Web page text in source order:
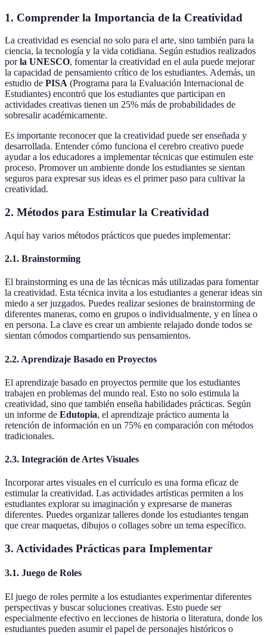
1. Comprender la Importancia de la Creatividad
La creatividad es esencial no solo para el arte, sino también para la
ciencia, la tecnología y la vida cotidiana. Según estudios realizados
porla UNESCO, fomentar la creatividad en el aula puede mejorar
la capacidad de pensamiento crítico de los estudiantes. Además, un
estudio de PISA (Programa para la Evaluación Internacional de
Estudiantes) encontró que los estudiantes que participan en
actividades creativas tienen un 25% más de probabilidades de
sobresalir académicamente.
Es importante reconocer que la creatividad puede ser enseñada y
desarrollada. Entender cómo funciona el cerebro creativo puede
ayudar a los educadores a implementar técnicas que estimulen este
proceso. Promover un ambiente donde los estudiantes se sientan
seguros para expresar sus ideas es el primer paso para cultivar la
creatividad.
2. Métodos para Estimular la Creatividad
Aquí hay varios métodos prácticos que puedes implementar:
2.1. Brainstorming
El brainstorming es una de las técnicas más utilizadas para fomentar
la creatividad. Esta técnica invita a los estudiantes a generar ideas sin
miedo a ser juzgados. Puedes realizar sesiones de brainstorming de
diferentes maneras, como en grupos o individualmente, y en línea o
en persona. La clave es crear un ambiente relajado donde todos se
sientan cómodos compartiendo sus pensamientos.
2.2. Aprendizaje Basado en Proyectos
El aprendizaje basado en proyectos permite que los estudiantes
trabajen en problemas del mundo real. Esto no solo estimula la
creatividad, sino que también enseña habilidades prácticas. Según
un informe de Edutopia, el aprendizaje práctico aumenta la
retención de información en un 75% en comparación con métodos
tradicionales.
2.3. Integración de Artes Visuales
Incorporar artes visuales en el currículo es una forma eficaz de
estimular la creatividad. Las actividades artísticas permiten a los
estudiantes explorar su imaginación y expresarse de maneras
diferentes. Puedes organizar talleres donde los estudiantes tengan
que crear maquetas, dibujos o collages sobre un tema específico.
3. Actividades Prácticas para Implementar
3.1. Juego de Roles
El juego de roles permite a los estudiantes experimentar diferentes
perspectivas y buscar soluciones creativas. Esto puede ser
especialmente efectivo en lecciones de historia o literatura, donde los
estudiantes pueden asumir el papel de personajes históricos o